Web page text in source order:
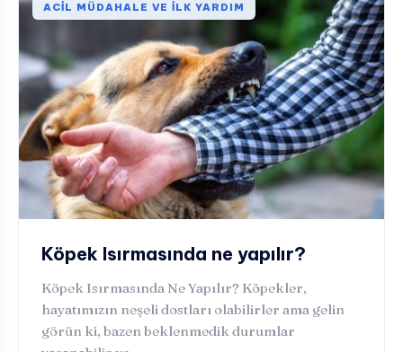
ACIL MÜDAHALE VE İLK YARDIM
Köpek Isırmasında ne yapılır?
Köpek Isırmasında Ne Yapılır? Köpekler,
hayatımızın neşeli dostları olabilirler ama gelin
görün ki, bazen beklenmedik durumlar